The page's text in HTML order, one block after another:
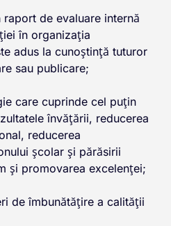
de evaluare internă
în organizația
adus la cunoștință tuturor
sau publicare;
care cuprinde cel puțin
învățării, reducerea
reducerea
școlar și părăsirii
și promovarea excelenței;
de îmbunătățire a calității